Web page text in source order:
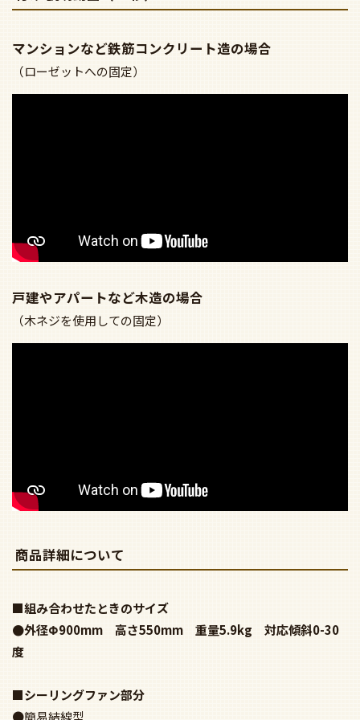
マンションなど鉄筋コンクリート造の場合
（ローゼットへの固定）
戸建やアパートなど木造の場合
（木ネジを使用しての固定）
商品詳細について
■組み合わせたときのサイズ
●外径Φ900mm 高さ550mm 重量5.9kg 対応傾斜0-30
度
■シーリングファン部分
●簡易結線型